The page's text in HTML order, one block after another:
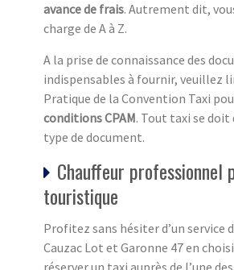
avance de frais. Autrement dit,
charge de A à Z.
A la prise de connaissance des
indispensables à fournir, veuillez
Pratique de la Convention Taxi
conditions CPAM. Tout taxi se doit
type de document.
Chauffeur professionnel
touristique
Profitez sans hésiter d’un service
Cauzac Lot et Garonne 47 en